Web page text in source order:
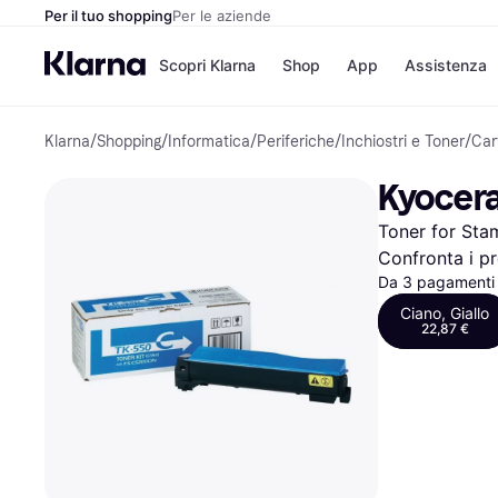
Per il tuo shoppingPer le aziende
Scopri Klarna
Opzioni di
Paga ora
Paga in 3 rate
Paga dopo 30 giorni
Finanziamento
Shop
Negozi
Unieuro
Media
eBay
Zalando
Elenco negozi
App Assistenza
Klarna/Shopping/ Informatica/Periferiche/ Inchiostri e Toner/
Toner for
Confronta i
Da 3 pagamenti
Ciano, Giallo
22,87 €